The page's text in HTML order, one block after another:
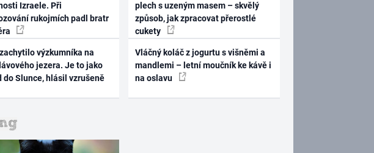
Izraele. Při
rukojmích padl bratr
výzkumníka na
jezera. Je to jako
do Slunce, hlásil vzrušeně
plech s uzeným masem – skvělý
způsob, jak zpracovat přerostlé
cukety
Vláčný koláč z jogurtu s višněmi a
mandlemi – letní moučník ke kávě i
na oslavu